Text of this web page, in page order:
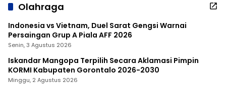
Olahraga
Indonesia vs Vietnam, Duel Sarat Gengsi Warnai
Persaingan Grup A Piala AFF 2026
Senin, 3 Agustus 2026
Iskandar Mangopa Terpilih Secara Aklamasi Pimpin
KORMI Kabupaten Gorontalo 2026-2030
Minggu, 2 Agustus 2026